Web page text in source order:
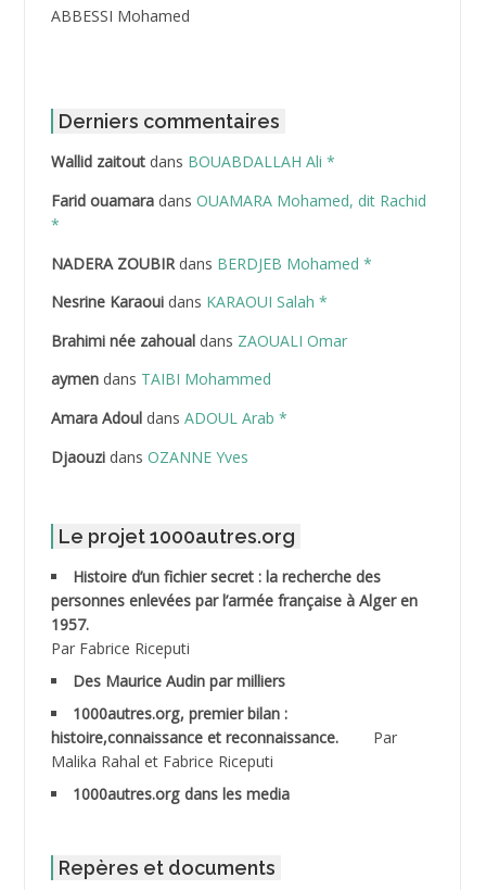
ABBESSI Mohamed
ABDAT Amar
ABDEDDAIM Hamid
ABDELAZIZ Mohamed
ABDELHAFID Lakhdar
ABDELLI Mohamed
ABDELLI Mohamed *
ABDELMOUMENE Ahmed
ABDESMED Mohamed ben Kaddour
ABDESSELAMI Kouider
ABDESSLEM Ahmed dit le Coiffeur
ABDOUDOU
ABID Mohamed
Derniers commentaires
Wallid zaitoutdans BOUABDALLAH Ali *
Farid ouamaradans OUAMARA Mohamed, dit Rachid
*
NADERA ZOUBIRdans BERDJEB Mohamed *
Nesrine Karaouidans KARAOUI Salah *
Brahimi née zahoualdans ZAOUALI Omar
aymendans TAIBI Mohammed
Amara Adouldans ADOUL Arab *
Djaouzidans OZANNE Yves
Le projet 1000autres.org
Histoire d’un fichier secret : la recherche des
personnes enlevées par l’armée française à Alger en
1957.
Par Fabrice Riceputi
Des Maurice Audin par milliers
1000autres.org, premier bilan :
histoire,connaissance et reconnaissance.
Par
Malika Rahal et Fabrice Riceputi
1000autres.org dans les media
Repères et documents